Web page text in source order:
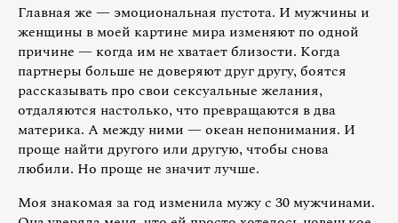
Главная же — эмоциональная пустота. И мужчины и
женщины в моей картине мира изменяют по одной
причине — когда им не хватает близости. Когда
партнеры больше не доверяют друг другу, боятся
рассказывать про свои сексуальные желания,
отдаляются настолько, что превращаются в два
материка. А между ними — океан непонимания. И
проще найти другого или другую, чтобы снова
любили. Но проще не значит лучше.
Моя знакомая за год изменила мужу с 30 мужчинами.